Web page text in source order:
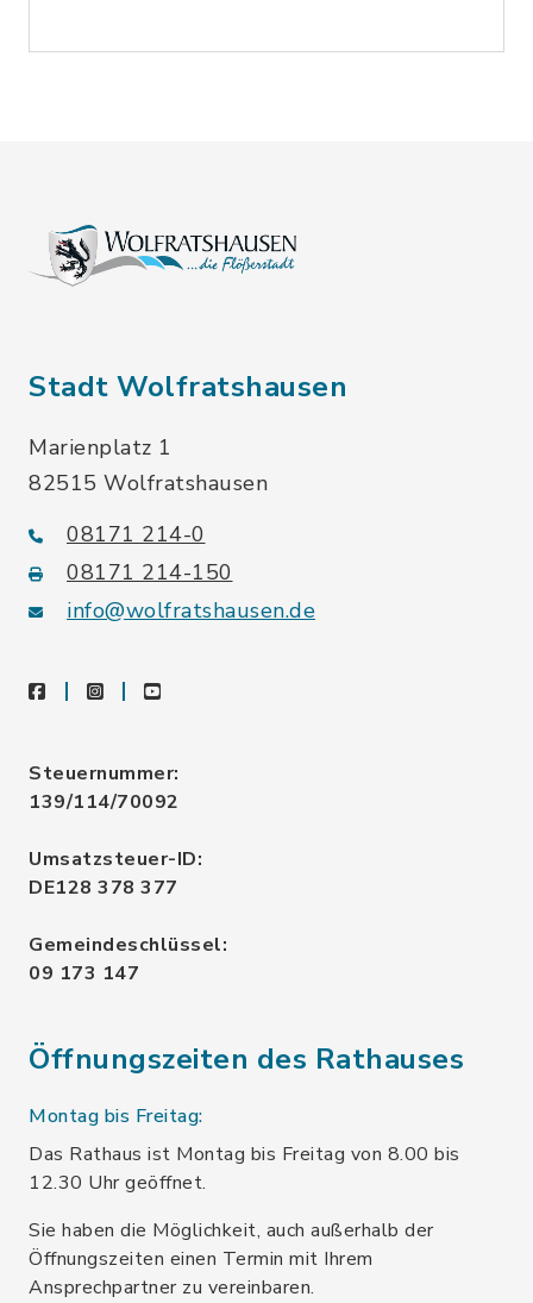
Stadt Wolfratshausen
Marienplatz 1
82515 Wolfratshausen
08171 214-0
08171 214-150
info@wolfratshausen.de
facebookinstagramyoutube
Steuernummer:
139/114/70092
Umsatzsteuer-ID:
DE128 378 377
Gemeindeschlüssel:
09 173 147
Öffnungszeiten des Rathauses
Montag bis Freitag:
Das Rathaus ist Montag bis Freitag von 8.00 bis
12.30 Uhr geöffnet.
Sie haben die Möglichkeit, auch außerhalb der
Öffnungszeiten einen Termin mit Ihrem
Ansprechpartner zu vereinbaren.